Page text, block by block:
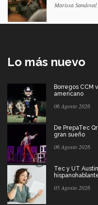
Marissa
Lo más nuevo
Borregos CCM
americano
06 Agosto 2026
De PrepaTec
gran sueño
06 Agosto 2026
Tec y UT
05 Agosto 2026